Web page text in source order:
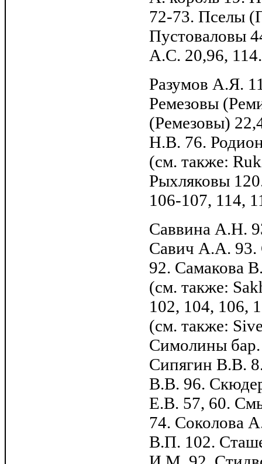
72-73. Пселы
Пустоваловы
А.С. 20,96,
Разумов А.Я.
Ремезовы
(Ремезовы)
Н.В. 76.
(см. также:
Рыхляковы
106-107, 114,
Саввина А.Н.
Савич А.А.
92. Самакова
(см. также:
102, 104, 106,
(см. также:
Симолины
Сипягин В.В.
В.В. 96.
Е.В. 57, 60.
74. Соколова
В.П. 102.